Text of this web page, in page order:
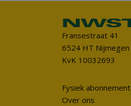
Fransestraat 41
6524 HT Nijmegen
KvK 10032693
Fysiek abonnement
Over ons